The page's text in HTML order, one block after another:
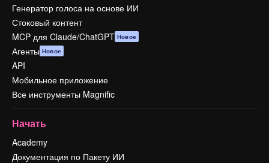
Генератор голоса на основе ИИ
Стоковый контент
MCP для Claude/ChatGPT Новое
Агенты Новое
API
Мобильное приложение
Все инструменты Magnific
Начать
Academy
Документация по Пакету ИИ